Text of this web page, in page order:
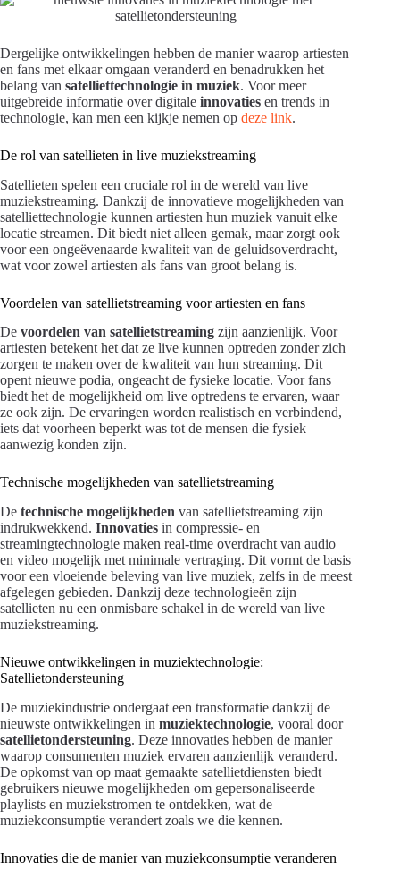
Dergelijke ontwikkelingen hebben de manier waarop artiesten
en fans met elkaar omgaan veranderd en benadrukken het
belang van satelliettechnologie in muziek. Voor meer
uitgebreide informatie over digitale innovaties en trends in
technologie, kan men een kijkje nemen op deze link.
De rol van satellieten in live muziekstreaming
Satellieten spelen een cruciale rol in de wereld van live
muziekstreaming. Dankzij de innovatieve mogelijkheden van
satelliettechnologie kunnen artiesten hun muziek vanuit elke
locatie streamen. Dit biedt niet alleen gemak, maar zorgt ook
voor een ongeëvenaarde kwaliteit van de geluidsoverdracht,
wat voor zowel artiesten als fans van groot belang is.
Voordelen van satellietstreaming voor artiesten en fans
De voordelen van satellietstreaming zijn aanzienlijk. Voor
artiesten betekent het dat ze live kunnen optreden zonder zich
zorgen te maken over de kwaliteit van hun streaming. Dit
opent nieuwe podia, ongeacht de fysieke locatie. Voor fans
biedt het de mogelijkheid om live optredens te ervaren, waar
ze ook zijn. De ervaringen worden realistisch en verbindend,
iets dat voorheen beperkt was tot de mensen die fysiek
aanwezig konden zijn.
Technische mogelijkheden van satellietstreaming
De technische mogelijkheden van satellietstreaming zijn
indrukwekkend. Innovaties in compressie- en
streamingtechnologie maken real-time overdracht van audio
en video mogelijk met minimale vertraging. Dit vormt de basis
voor een vloeiende beleving van live muziek, zelfs in de meest
afgelegen gebieden. Dankzij deze technologieën zijn
satellieten nu een onmisbare schakel in de wereld van live
muziekstreaming.
Nieuwe ontwikkelingen in muziektechnologie:
Satellietondersteuning
De muziekindustrie ondergaat een transformatie dankzij de
nieuwste ontwikkelingen in muziektechnologie, vooral door
satellietondersteuning. Deze innovaties hebben de manier
waarop consumenten muziek ervaren aanzienlijk veranderd.
De opkomst van op maat gemaakte satellietdiensten biedt
gebruikers nieuwe mogelijkheden om gepersonaliseerde
playlists en muziekstromen te ontdekken, wat de
muziekconsumptie verandert zoals we die kennen.
Innovaties die de manier van muziekconsumptie veranderen